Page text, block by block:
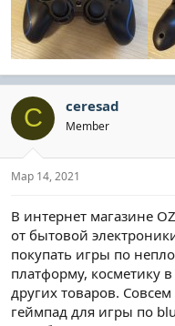
C ceresad
Member
Мар 14, 2021
В интернет магазине
от бытовой
покупать игры по
платформу, косметику
других товаров.
геймпад для игры по